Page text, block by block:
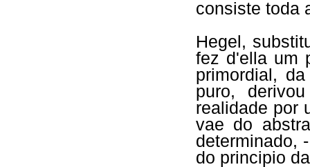
consiste toda
Hegel,
fez d'ella um
primordial,
puro,
realidade por
vae do
determinado,
do principio